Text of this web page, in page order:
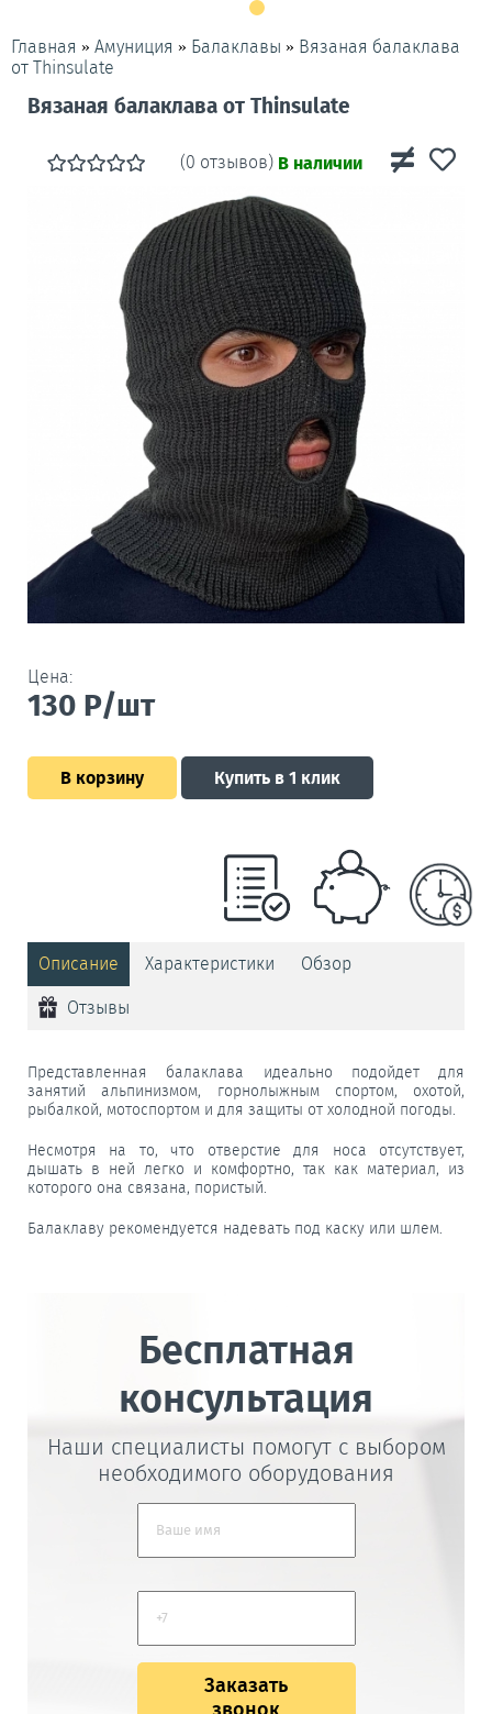
Главная » Амуниция » Балаклавы » Вязаная балаклава
от Thinsulate
Вязаная балаклава от Thinsulate
(0 отзывов) В наличии
Цена:
130 Р/шт
В корзину Купить в 1 клик
Описание Характеристики Обзор
Отзывы
Представленная балаклава идеально подойдет для
занятий альпинизмом, горнолыжным спортом, охотой,
рыбалкой, мотоспортом и для защиты от холодной погоды.
Несмотря на то, что отверстие для носа отсутствует,
дышать в ней легко и комфортно, так как материал, из
которого она связана, пористый.
Балаклаву рекомендуется надевать под каску или шлем.
Бесплатная
консультация
Наши специалисты помогут с выбором
необходимого оборудования
Заказать